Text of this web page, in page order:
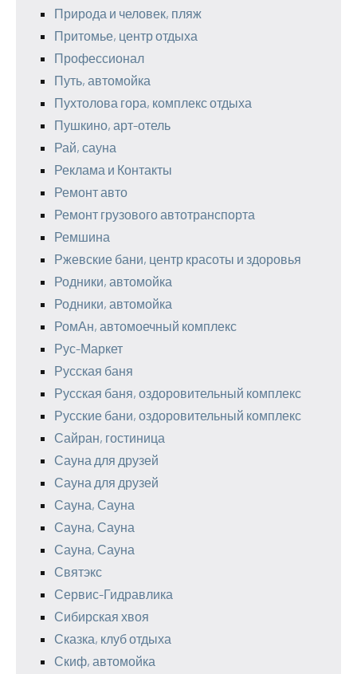
Природа и человек, пляж
Притомье, центр отдыха
Профессионал
Путь, автомойка
Пухтолова гора, комплекс отдыха
Пушкино, арт-отель
Рай, сауна
Реклама и Контакты
Ремонт авто
Ремонт грузового автотранспорта
Ремшина
Ржевские бани, центр красоты и здоровья
Родники, автомойка
Родники, автомойка
РомАн, автомоечный комплекс
Рус-Маркет
Русская баня
Русская баня, оздоровительный комплекс
Русские бани, оздоровительный комплекс
Сайран, гостиница
Сауна для друзей
Сауна для друзей
Сауна, Сауна
Сауна, Сауна
Сауна, Сауна
Святэкс
Сервис-Гидравлика
Сибирская хвоя
Сказка, клуб отдыха
Скиф, автомойка